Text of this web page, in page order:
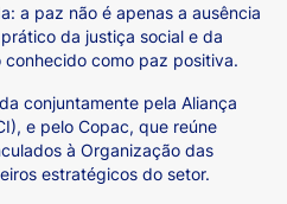
a paz não é apenas a ausência
da justiça social e da
como paz positiva.
conjuntamente pela Aliança
e pelo Copac, que reúne
à Organização das
estratégicos do setor.